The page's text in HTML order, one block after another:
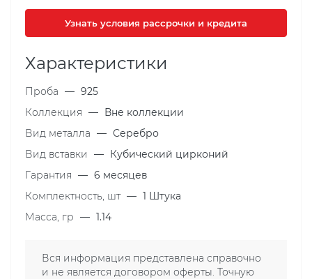
Узнать условия рассрочки и кредита
Характеристики
Проба — 925
Коллекция — Вне коллекции
Вид металла — Серебро
Вид вставки
— Кубический цирконий
Гарантия — 6 месяцев
Комплектность, шт — 1 Штука
Масса, гр — 1.14
Вся информация представлена справочно
и не является договором оферты. Точную